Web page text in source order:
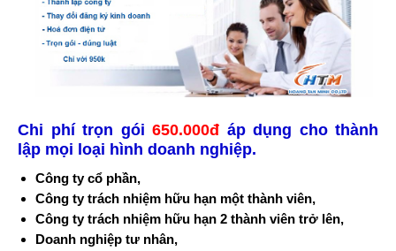
Chi phí trọn gói 650.000đ áp dụng cho thành
lập mọi loại hình doanh nghiệp.
Công ty cổ phần,
Công ty trách nhiệm hữu hạn một thành viên,
Công ty trách nhiệm hữu hạn 2 thành viên trở lên,
Doanh nghiệp tư nhân,